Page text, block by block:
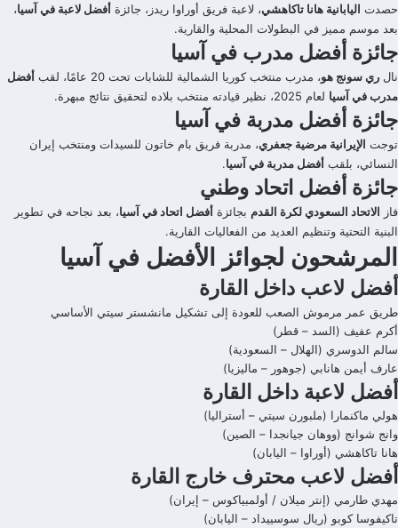
حصدت اليابانية هانا تاكاهشي، لاعبة فريق أوراوا ريدز، جائزة أفضل لاعبة في آسيا،
بعد موسم مميز في البطولات المحلية والقارية.
جائزة أفضل مدرب في آسيا
نال ري سونج هو، مدرب منتخب كوريا الشمالية للشابات تحت 20 عامًا، لقب
أفضل
مدرب في آسيا لعام 2025، نظير قيادته منتخب بلاده لتحقيق نتائج مبهرة.
جائزة أفضل مدربة في آسيا
توجت الإيرانية مرضية جعفري، مدربة فريق بام خاتون للسيدات ومنتخب إيران
النسائي، بلقب أفضل مدربة في آسيا.
جائزة أفضل اتحاد وطني
فاز الاتحاد السعودي لكرة القدم بجائزة أفضل اتحاد في آسيا، بعد نجاحه في تطوير
البنية التحتية وتنظيم العديد من الفعاليات القارية.
المرشحون لجوائز الأفضل في آسيا
أفضل لاعب داخل القارة
طريق عمر مرموش الصعب للعودة إلى تشكيل مانشستر سيتي الأساسي
أكرم عفيف (السد – قطر)
سالم الدوسري (الهلال – السعودية)
عارف أيمن هانابي (جوهور – ماليزيا)
أفضل لاعبة داخل القارة
هولي ماكنمارا (ملبورن سيتي – أستراليا)
وانج شوانج (ووهان جيانجدا – الصين)
هانا تاكاهشي (أوراوا – اليابان)
أفضل لاعب محترف خارج القارة
مهدي طارمي (إنتر ميلان / أولمبياكوس – إيران)
تاكيفوسا كوبو (ريال سوسييداد – اليابان)